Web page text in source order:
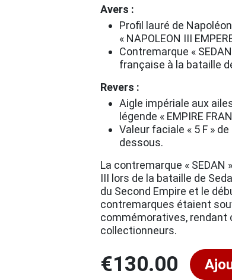
Avers :
Profil lauré de
« NAPOLEON III
Contremarque «
française à la bataille
Revers :
Aigle impériale aux
légende « EMPIRE
Valeur faciale « 5 F »
dessous.
La contremarque «
III lors de la bataille de
du Second Empire et le
contremarques étaient
commémoratives,
collectionneurs.
€130.00